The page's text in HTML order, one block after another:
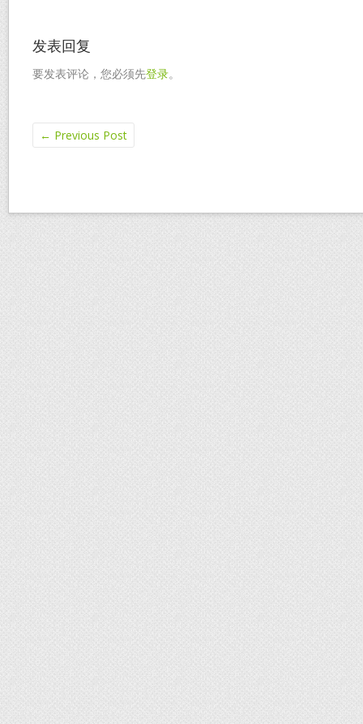
发表回复
要发表评论，您必须先登录。
← Previous Post